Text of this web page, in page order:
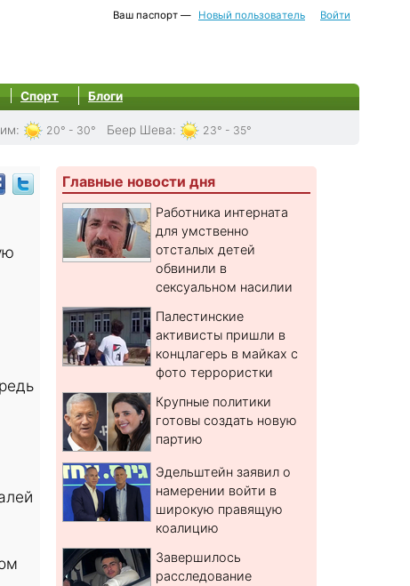
Ваш паспорт — Новый пользователь Войти
Спорт Блоги
: 20° - 30° Беер Шева: 23° - 35°
Главные новости дня
Работника интерната
для умственно
отсталых детей
обвинили в
сексуальном насилии
Палестинские
активисты пришли в
концлагерь в майках с
фото террористки
Крупные политики
готовы создать новую
партию
Эдельштейн заявил о
намерении войти в
широкую правящую
коалицию
Завершилось
расследование